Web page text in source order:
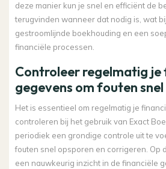
deze manier kun je snel en efficiënt de
terugvinden wanneer dat nodig is, wat
gestroomlijnde boekhouding en een
financiële processen.
Controleer regelmatig je
gegevens om fouten
Het is essentieel om regelmatig je
controleren bij het gebruik van Exact
periodiek een grondige controle uit te
fouten snel opsporen en corrigeren. Op
een nauwkeurig inzicht in de financiële